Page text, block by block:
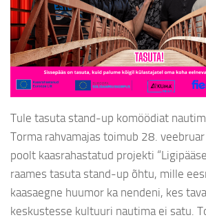
Tule tasuta stand-up komöödiat
Torma rahvamajas toimub 28.
poolt kaasrahastatud projekti
raames tasuta stand-up õhtu, mille
kaasaegne huumor ka nendeni, kes
keskustesse kultuuri nautima ei satu.